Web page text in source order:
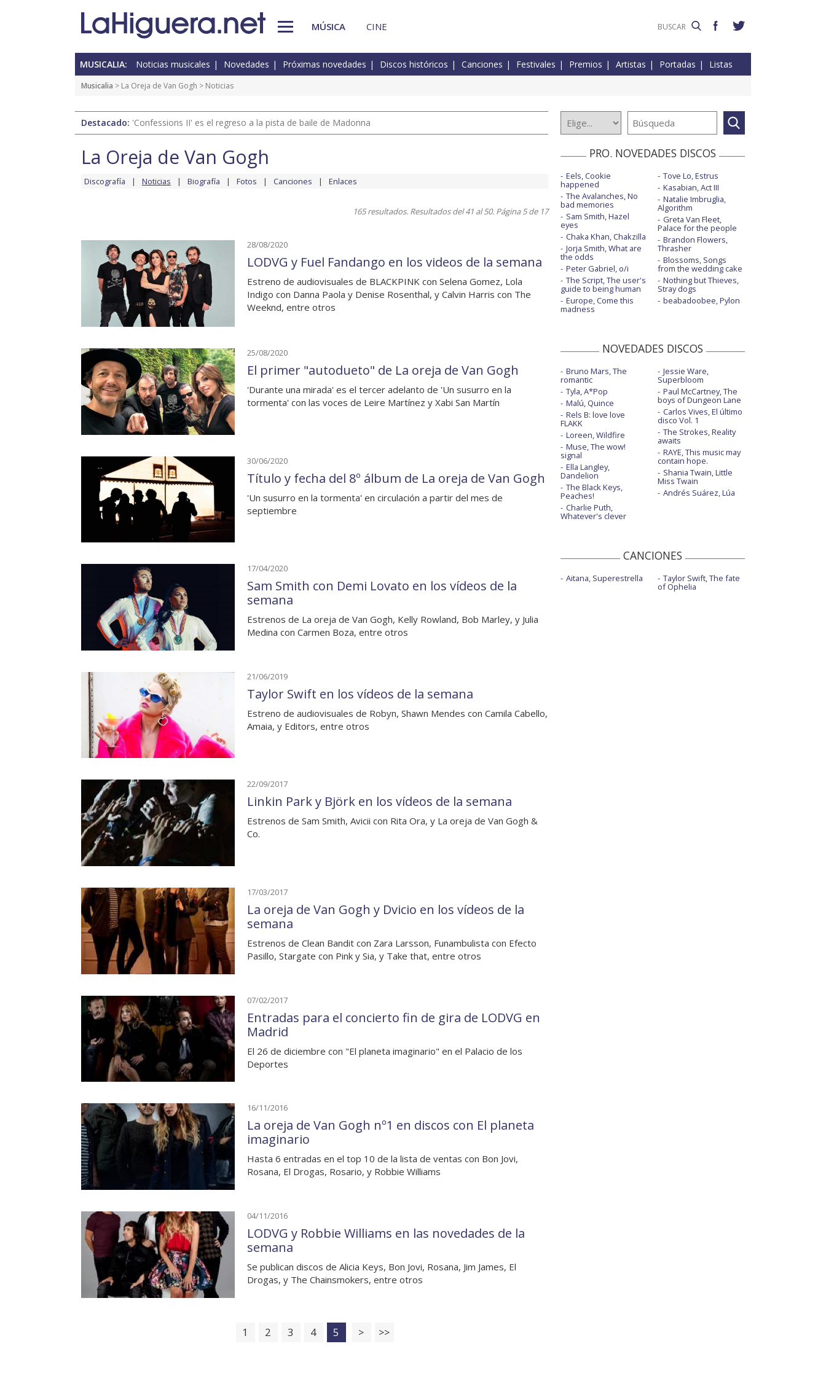
MÚSICA CINE
MUSICALIA: Noticias musicales Novedades Próximas novedades Discos históricos Canciones Festivales Premios Artistas Portadas Listas
Musicalia > La Oreja de Van Gogh > Noticias
Destacado: 'Confessions II' es el regreso a la pista de baile de Madonna
La Oreja de Van Gogh
Discografía Noticias Biografía Fotos Canciones Enlaces
165 resultados. Resultados del 41 al 50. Página 5 de 17
28/08/2020
LODVG y Fuel Fandango en los videos de la semana
Estreno de audiovisuales de BLACKPINK con Selena Gomez, Lola
Indigo con Danna Paola y Denise Rosenthal, y Calvin Harris con The
Weeknd, entre otros
25/08/2020
El primer "autodueto" de La oreja de Van Gogh
'Durante una mirada' es el tercer adelanto de 'Un susurro en la
tormenta' con las voces de Leire Martínez y Xabi San Martín
30/06/2020
Título y fecha del 8º álbum de La oreja de Van Gogh
'Un susurro en la tormenta' en circulación a partir del mes de
septiembre
17/04/2020
Sam Smith con Demi Lovato en los vídeos de la
semana
Estrenos de La oreja de Van Gogh, Kelly Rowland, Bob Marley, y Julia
Medina con Carmen Boza, entre otros
21/06/2019
Taylor Swift en los vídeos de la semana
Estreno de audiovisuales de Robyn, Shawn Mendes con Camila Cabello,
Amaia, y Editors, entre otros
22/09/2017
Linkin Park y Björk en los vídeos de la semana
Estrenos de Sam Smith, Avicii con Rita Ora, y La oreja de Van Gogh &
Co.
17/03/2017
La oreja de Van Gogh y Dvicio en los vídeos de la
semana
Estrenos de Clean Bandit con Zara Larsson, Funambulista con Efecto
Pasillo, Stargate con Pink y Sia, y Take that, entre otros
07/02/2017
Entradas para el concierto fin de gira de LODVG en
Madrid
El 26 de diciembre con "El planeta imaginario" en el Palacio de los
Deportes
16/11/2016
La oreja de Van Gogh nº1 en discos con El planeta
imaginario
Hasta 6 entradas en el top 10 de la lista de ventas con Bon Jovi,
Rosana, El Drogas, Rosario, y Robbie Williams
04/11/2016
LODVG y Robbie Williams en las novedades de la
semana
Se publican discos de Alicia Keys, Bon Jovi, Rosana, Jim James, El
Drogas, y The Chainsmokers, entre otros
1 2 3 4 5 > >>
PRO. NOVEDADES DISCOS
Eels, Cookie
happened
The Avalanches, No
bad memories
Sam Smith, Hazel
eyes
Chaka Khan, Chakzilla
Jorja Smith, What are
the odds
Peter Gabriel, o/i
The Script, The user's
guide to being human
Europe, Come this
madness
Tove Lo, Estrus
Kasabian, Act III
Natalie Imbruglia,
Algorithm
Greta Van Fleet,
Palace for the people
Brandon Flowers,
Thrasher
Blossoms, Songs
from the wedding cake
Nothing but Thieves,
Stray dogs
beabadoobee, Pylon
NOVEDADES DISCOS
Bruno Mars, The
romantic
Tyla, A*Pop
Malú, Quince
Rels B: love love
FLAKK
Loreen, Wildfire
Muse, The wow!
signal
Ella Langley,
Dandelion
The Black Keys,
Peaches!
Charlie Puth,
Whatever's clever
Jessie Ware,
Superbloom
Paul McCartney, The
boys of Dungeon Lane
Carlos Vives, El último
disco Vol. 1
The Strokes, Reality
awaits
RAYE, This music may
contain hope.
Shania Twain, Little
Miss Twain
Andrés Suárez, Lúa
CANCIONES
Aitana, Superestrella Taylor Swift, The fate
of Ophelia